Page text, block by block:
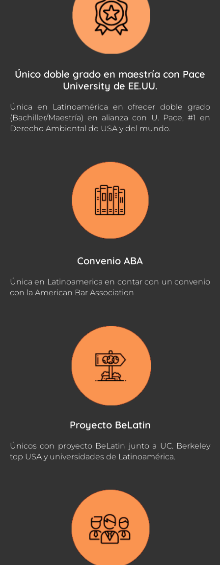
Único doble grado en maestría con Pace
University de EE.UU.
Única en Latinoamérica en ofrecer doble grado
(Bachiller/Maestría) en alianza con U. Pace, #1 en
Derecho Ambiental de USA y del mundo.
Convenio ABA
Única en Latinoamerica en contar con un convenio
con la American Bar Association
Proyecto BeLatin
Únicos con proyecto BeLatin junto a UC. Berkeley
top USA y universidades de Latinoamérica.